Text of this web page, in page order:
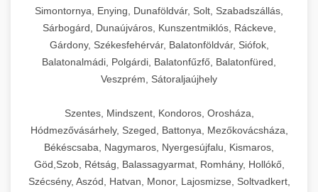
Simontornya, Enying, Dunaföldvár, Solt, Szabadszállás,
Sárbogárd, Dunaújváros, Kunszentmiklós, Ráckeve,
Gárdony, Székesfehérvár, Balatonföldvár, Siófok,
Balatonalmádi, Polgárdi, Balatonfűzfő, Balatonfüred,
Veszprém, Sátoraljaújhely
Szentes, Mindszent, Kondoros, Orosháza,
Hódmezővásárhely, Szeged, Battonya, Mezőkovácsháza,
Békéscsaba, Nagymaros, Nyergesújfalu, Kismaros,
Göd,Szob, Rétság, Balassagyarmat, Romhány, Hollókő,
Szécsény, Aszód, Hatvan, Monor, Lajosmizse, Soltvadkert,